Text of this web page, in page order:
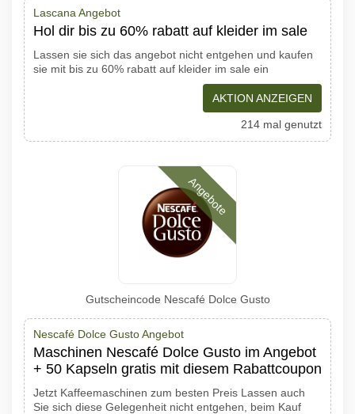
Lascana Angebot
Hol dir bis zu 60% rabatt auf kleider im sale
Lassen sie sich das angebot nicht entgehen und kaufen
sie mit bis zu 60% rabatt auf kleider im sale ein
AKTION ANZEIGEN
214 mal genutzt
Angebote
Gutscheincode Nescafé Dolce Gusto
Nescafé Dolce Gusto Angebot
Maschinen Nescafé Dolce Gusto im Angebot
+ 50 Kapseln gratis mit diesem Rabattcoupon
Jetzt Kaffeemaschinen zum besten Preis Lassen auch
Sie sich diese Gelegenheit nicht entgehen, beim Kauf